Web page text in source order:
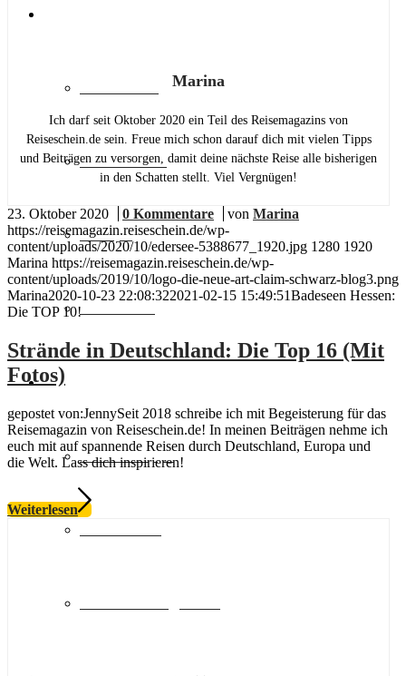
Deutschland
Europa
Fernreisen
Reisemagazin
Insider Tipps
Marina
Ich darf seit Oktober 2020 ein Teil des Reisemagazins von
Reiseschein.de sein. Freue mich schon darauf dich mit vielen Tipps
und Beiträgen zu versorgen, damit deine nächste Reise alle bisherigen
in den Schatten stellt. Viel Vergnügen!
23. Oktober 2020 0 Kommentare von Marina
https://reisemagazin.reiseschein.de/wp-
content/uploads/2020/10/edersee-5388677_1920.jpg 1280 1920
Marina https://reisemagazin.reiseschein.de/wp-
content/uploads/2019/10/logo-die-neue-art-claim-schwarz-blog3.png
Marina2020-10-23 22:08:322021-02-15 15:49:51Badeseen Hessen:
Die TOP 10!
Strände in Deutschland: Die Top 16 (Mit
Fotos)
gepostet von:JennySeit 2018 schreibe ich mit Begeisterung für das
Reisemagazin von Reiseschein.de! In meinen Beiträgen nehme ich
euch mit auf spannende Reisen durch Deutschland, Europa und
die Welt. Lass dich inspirieren!
Weiterlesen